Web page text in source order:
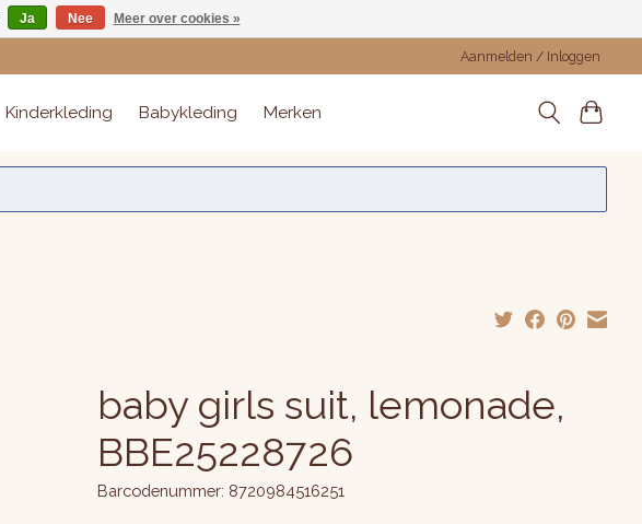
Aanmelden / Inloggen
Kinderkleding Babykleding Merken
baby girls suit, lemonade,
BBE25228726
Barcodenummer: 8720984516251
Ja Nee Meer over cookies »